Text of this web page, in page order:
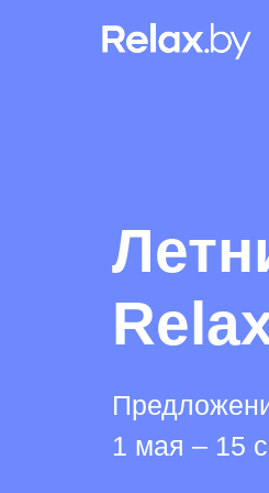
1 мая – 15